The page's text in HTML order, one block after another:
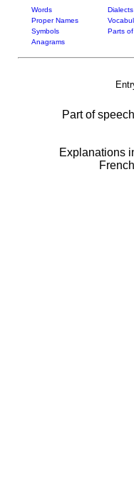
Words Dialects
Proper Names
Symbols
Parts
Anagrams
Part of speech
Explanations
French